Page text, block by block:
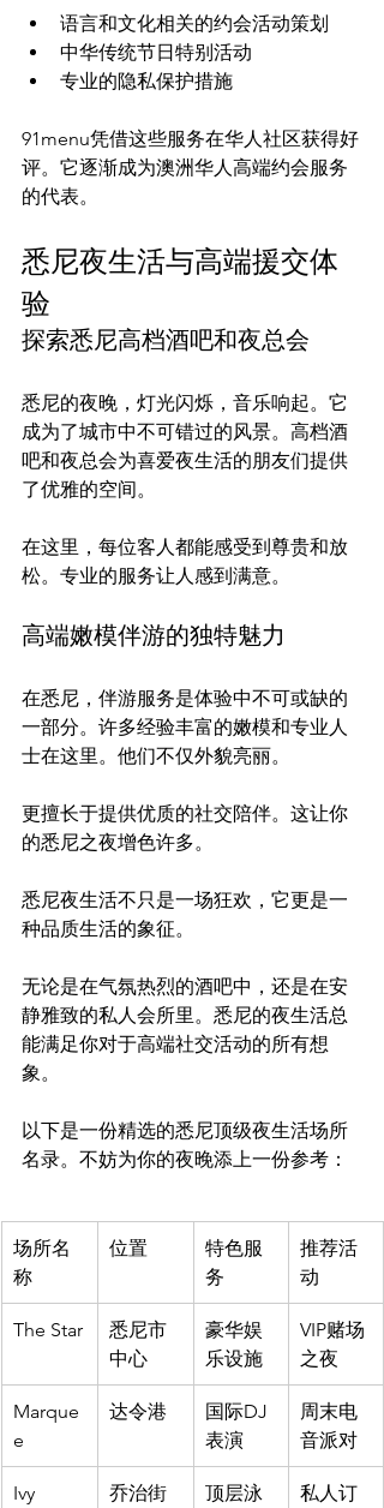
语言和文化相关的约会活动策划
中华传统节日特别活动
专业的隐私保护措施
91menu凭借这些服务在华人社区获得好
评。它逐渐成为澳洲华人高端约会服务
悉尼夜生活与高端援交体
验
探索悉尼高档酒吧和夜总会
悉尼的夜晚，灯光闪烁，音乐响起。它
成为了城市中不可错过的风景。高档酒
吧和夜总会为喜爱夜生活的朋友们提供
了优雅的空间。
在这里，每位客人都能感受到尊贵和放
高端嫩模伴游的独特魅力
在悉尼，伴游服务是体验中不可或缺的
一部分。许多经验丰富的嫩模和专业人
士在这里。他们不仅外貌亮丽。
更擅长于提供优质的社交陪伴。这让你
悉尼夜生活不只是一场狂欢，它更是一
种品质生活的象征。
无论是在气氛热烈的酒吧中，还是在安
静雅致的私人会所里。悉尼的夜生活总
能满足你对于高端社交活动的所有想
象。
以下是一份精选的悉尼顶级夜生活场所
场所名
称
位置
特色服
务
推荐活
动
The Star
悉尼市
中心
豪华娱
乐设施
VIP赌场
之夜
Marque
e
达令港
国际DJ
表演
周末电
音派对
Ivy 乔治街
顶层泳
私人订